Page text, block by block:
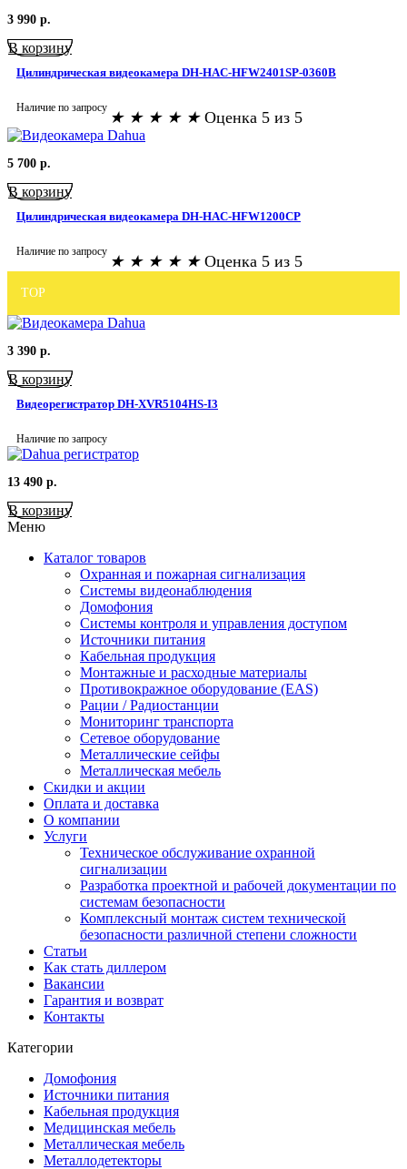
3 990 р.
В корзину
Цилиндрическая видеокамера DH-HAC-HFW2401SP-0360B
Наличие по запросу
★ ★ ★ ★ ★ Оценка 5 из 5
5 700 р.
В корзину
Цилиндрическая видеокамера DH-HAC-HFW1200CP
Наличие по запросу
★ ★ ★ ★ ★ Оценка 5 из 5
TOP
3 390 р.
В корзину
Видеорегистратор DH-XVR5104HS-I3
Наличие по запросу
13 490 р.
В корзину
Меню
Каталог товаров
Охранная и пожарная сигнализация
Системы видеонаблюдения
Домофония
Системы контроля и управления доступом
Источники питания
Кабельная продукция
Монтажные и расходные материалы
Противокражное оборудование (EAS)
Рации / Радиостанции
Мониторинг транспорта
Сетевое оборудование
Металлические сейфы
Металлическая мебель
Скидки и акции
Оплата и доставка
О компании
Услуги
Техническое обслуживание охранной
сигнализации
Разработка проектной и рабочей документации по
системам безопасности
Комплексный монтаж систем технической
безопасности различной степени сложности
Статьи
Как стать диллером
Вакансии
Гарантия и возврат
Контакты
Категории
Домофония
Источники питания
Кабельная продукция
Медицинская мебель
Металлическая мебель
Металлодетекторы